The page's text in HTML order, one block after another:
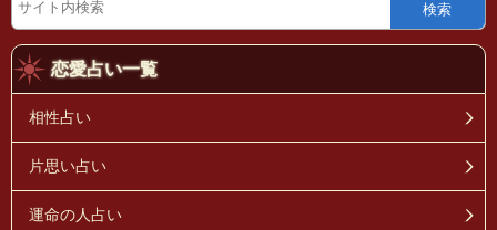
検索
恋愛占い一覧
相性占い
片思い占い
運命の人占い